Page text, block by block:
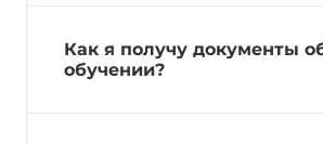
Как я получу документы
обучении?